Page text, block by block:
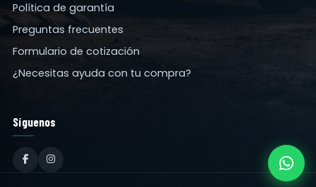
Política de garantía
Preguntas frecuentes
Formulario de cotización
¿Necesitas ayuda con tu compra?
Síguenos